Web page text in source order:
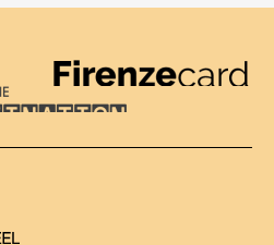
Firenze Card
Florence